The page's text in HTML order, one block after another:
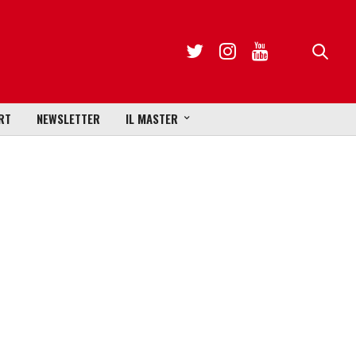
NEWSLETTER IL MASTER